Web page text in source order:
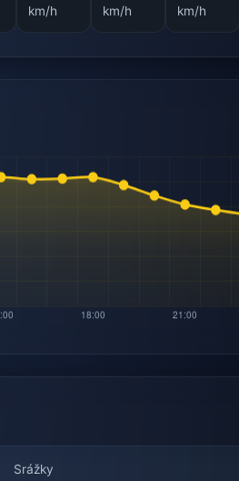
km/h
km/h
km/h
Srážky